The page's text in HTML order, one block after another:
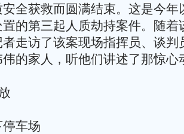
全获救而圆满结束。这是今年
的第三起人质劫持案件。随着
走访了该案现场指挥员、谈判
的家人，听他们讲述了那惊心
车场